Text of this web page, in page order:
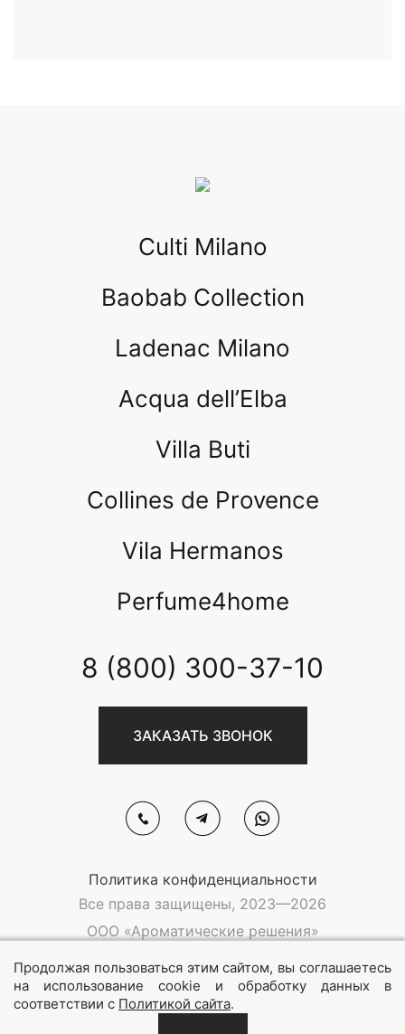
Culti Milano
Baobab Collection
Ladenac Milano
Acqua dell’Elba
Villa Buti
Collines de Provence
Vila Hermanos
Perfume4home
8 (800) 300-37-10
ЗАКАЗАТЬ ЗВОНОК
Политика конфиденциальности
Все права защищены, 2023—2026
ООО «Ароматические решения»
ИНН 9718178251
Продолжая пользоваться этим сайтом, вы соглашаетесь
на использование cookie и обработку данных в
соответствии с Политикой сайта.